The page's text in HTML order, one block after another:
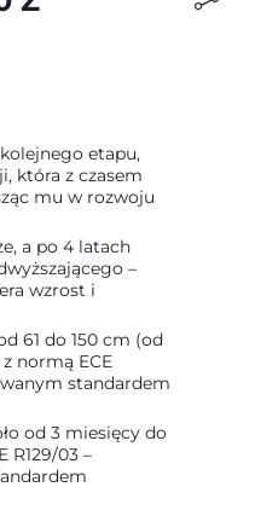
etapu,
która z czasem
mu w rozwoju
a po 4 latach
–
wzrost i
61 do 150 cm (od
normą ECE
standardem
od 3 miesięcy do
R129/03 –